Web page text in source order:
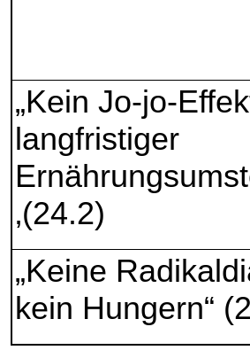
„Kein Jo-jo-
langfristiger
‚(24.2)
„Keine
kein Hungern“